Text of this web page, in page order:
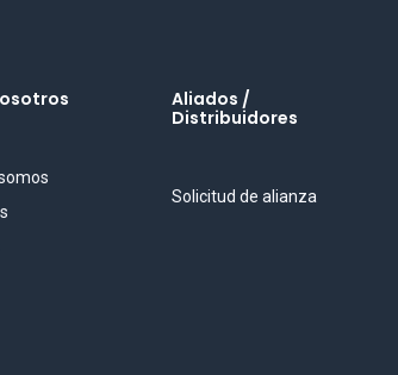
Aliados /
Distribuidores
Solicitud de alianza